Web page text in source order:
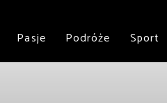
Pasje Podróże Sport